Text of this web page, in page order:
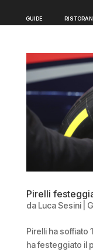
GUIDE
Pirelli
da Luca Sesini|
Pirelli ha soffiato
ha festeggiato il